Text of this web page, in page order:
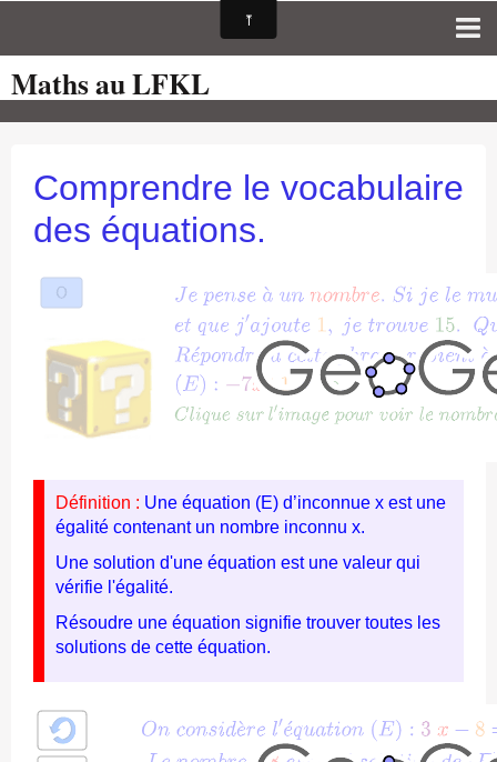
Page d'accueil
Pour les Profs
auto-évaluations
TICE
Sujets de bac
Programmes officiels
Orientation
Maths au LFKL
Comprendre le vocabulaire
des équations.
Définition : Une équation (E) d’inconnue x est une
égalité contenant un nombre inconnu x.
Une solution d'une équation est une valeur qui
vérifie l'égalité.
Résoudre une équation signifie trouver toutes les
solutions de cette équation.